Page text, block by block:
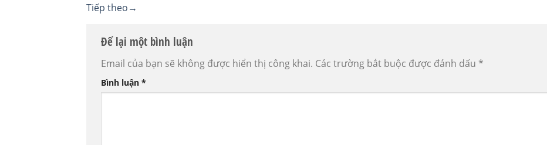
Tiếp theo→
Để lại một bình luận
Email của bạn sẽ không được hiển thị công khai. Các trường bắt buộc được đánh dấu *
Bình luận *